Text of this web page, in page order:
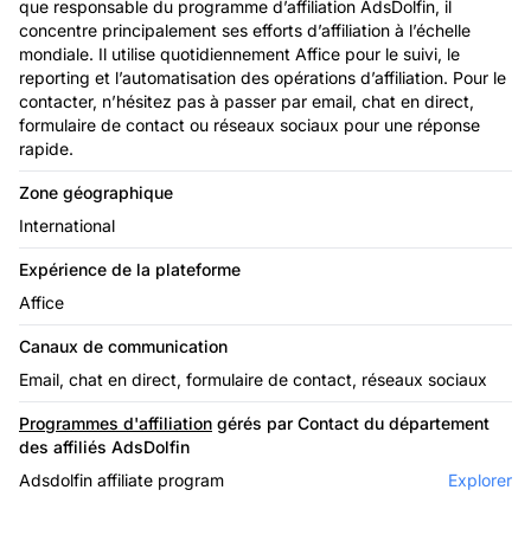
que responsable du programme d’affiliation AdsDolfin, il
concentre principalement ses efforts d’affiliation à l’échelle
mondiale. Il utilise quotidiennement Affice pour le suivi, le
reporting et l’automatisation des opérations d’affiliation. Pour le
contacter, n’hésitez pas à passer par email, chat en direct,
formulaire de contact ou réseaux sociaux pour une réponse
rapide.
Zone géographique
International
Expérience de la plateforme
Affice
Canaux de communication
Email, chat en direct, formulaire de contact, réseaux sociaux
Programmes d'affiliation gérés par Contact du département
des affiliés AdsDolfin
Adsdolfin affiliate program
Explorer